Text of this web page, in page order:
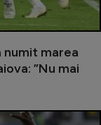
numit marea
”Nu mai